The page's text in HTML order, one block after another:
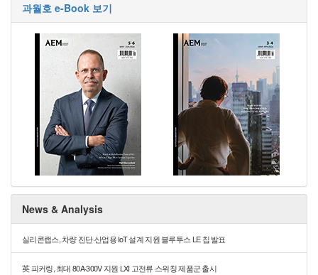
과월호 e-Book 보기
News & Analysis
실리콘랩스, 차량 진단·산업용 IoT 설계 지원 블루투스 LE 칩 발표
英 피커링, 최대 80A·300V 지원 LXI 고전류 스위칭 제품군 출시